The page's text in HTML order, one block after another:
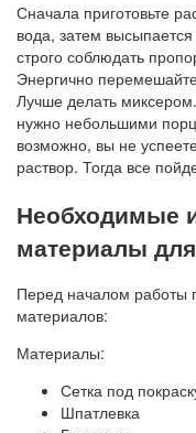
Сначала приготовьте
вода, затем
строго соблюдать
Энергично
Лучше делать
нужно небольшими
возможно, вы не
раствор. Тогда все
Необходимые
материалы
Перед началом работы
материалов:
Материалы:
Сетка под
Шпатлевка